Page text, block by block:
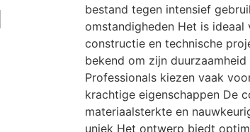
bestand tegen intensief
omstandigheden Het is ideaal
constructie en technische
bekend om zijn
Professionals kiezen vaak
krachtige eigenschappen De
materiaalsterkte en
uniek Het ontwerp biedt